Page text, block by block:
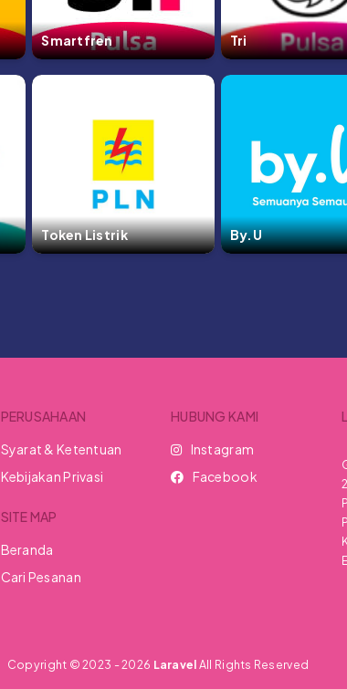
Smartfren Tri
Token Listrik By.U
PERUSAHAAN
Syarat & Ketentuan
Kebijakan Privasi
SITE MAP
Beranda
Cari Pesanan
HUBUNG KAMI
Instagram
Facebook
Copyright © 2023 - 2026 LaravelAll Rights Reserved